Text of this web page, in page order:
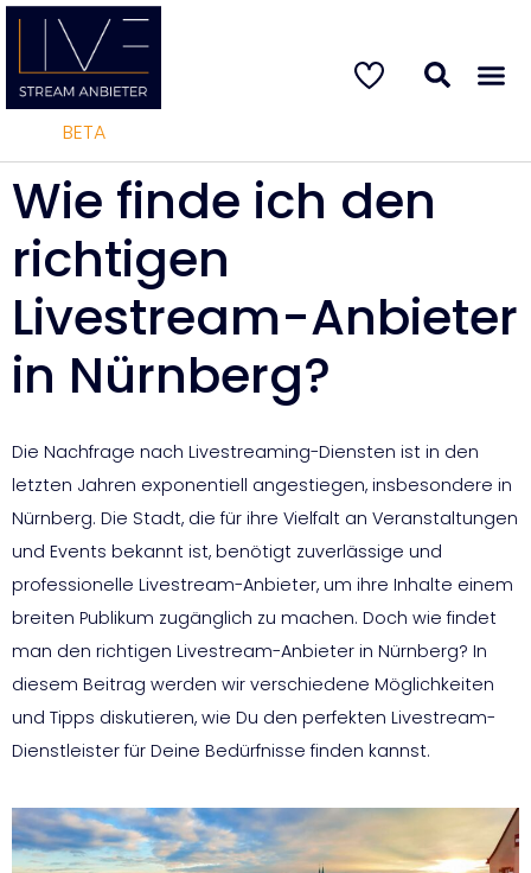
BETA
Wie finde ich den
richtigen
Livestream-Anbieter
in Nürnberg?
Die Nachfrage nach Livestreaming-Diensten ist in den
letzten Jahren exponentiell angestiegen, insbesondere in
Nürnberg. Die Stadt, die für ihre Vielfalt an Veranstaltungen
und Events bekannt ist, benötigt zuverlässige und
professionelle Livestream-Anbieter, um ihre Inhalte einem
breiten Publikum zugänglich zu machen. Doch wie findet
man den richtigen Livestream-Anbieter in Nürnberg? In
diesem Beitrag werden wir verschiedene Möglichkeiten
und Tipps diskutieren, wie Du den perfekten Livestream-
Dienstleister für Deine Bedürfnisse finden kannst.